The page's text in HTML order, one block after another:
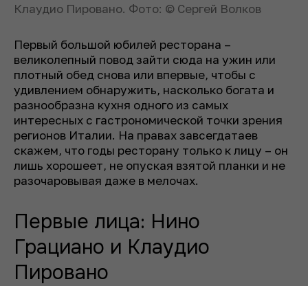
Клаудио Пировано. Фото: © Сергей Волков
Первый большой юбилей ресторана –
великолепный повод зайти сюда на ужин или
плотный обед снова или впервые, чтобы с
удивлением обнаружить, насколько богата и
разнообразна кухня одного из самых
интересных с гастрономической точки зрения
регионов Италии. На правах завсегдатаев
скажем, что годы ресторану только к лицу – он
лишь хорошеет, не опуская взятой планки и не
разочаровывая даже в мелочах.
Первые лица: Нино
Грациано и Клаудио
Пировано